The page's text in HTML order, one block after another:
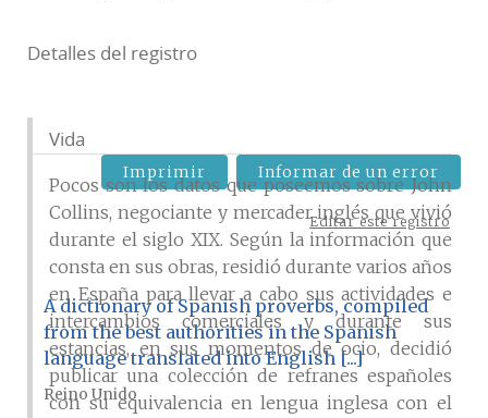
Detalles del registro
Vida
Pocos son los datos que poseemos sobre John
Collins, negociante y mercader inglés que vivió
durante el siglo XIX. Según la información que
consta en sus obras, residió durante varios años
en España para llevar a cabo sus actividades e
intercambios comerciales y durante sus
estancias, en sus momentos de ocio, decidió
publicar una colección de refranes españoles
con su equivalencia en lengua inglesa con el
Imprimir Informar de un error
Editar este registro
A dictionary of Spanish proverbs, compiled
from the best authorities in the Spanish
language translated into English [...]
Reino Unido